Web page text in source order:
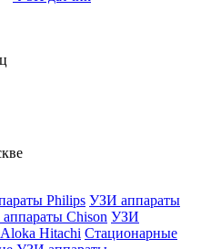
Philips УЗИ аппараты
Chison УЗИ
Hitachi Стационарные